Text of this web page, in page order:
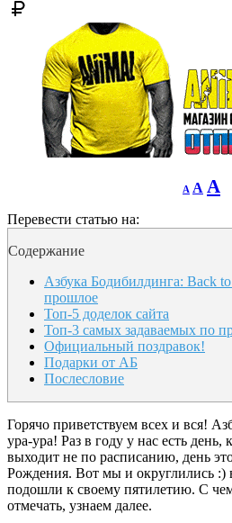
A
Decrease
font
A Reset
font
A
Перевести статью на:
Содержание
Азбука Бодибилдинга: Back
прошлое
Топ-5 доделок сайта
Топ-3 самых задаваемых по
Официальный поздравок!
Подарки от АБ
Послесловие
Горячо приветствуем всех и вся!
ура-ура! Раз в году у нас есть день,
выходит не по расписанию, день
Рождения. Вот мы и округлились :)
подошли к своему пятилетию. С
отмечать, узнаем далее.